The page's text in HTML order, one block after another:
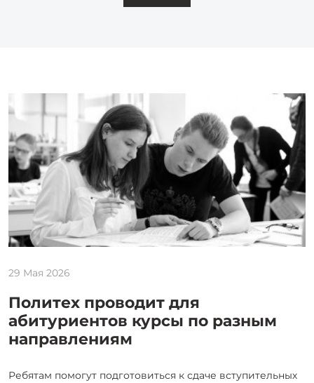
29 Мая 2026
Политех проводит для
абитуриентов курсы по разным
направлениям
Ребятам помогут подготовиться к сдаче вступительных